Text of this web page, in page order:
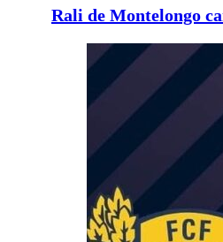
Rali de Montelongo